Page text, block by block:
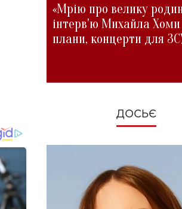
«Мрію про велику
інтерв'ю Михайла
плани, концерти для
ДОСЬЄ